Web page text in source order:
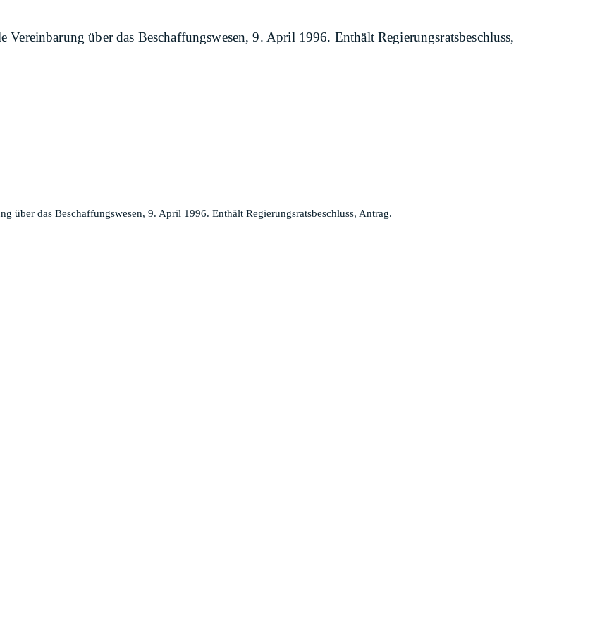
über das Beschaffungswesen, 9. April 1996. Enthält Regierungsratsbeschluss,
über das Beschaffungswesen, 9. April 1996. Enthält Regierungsratsbeschluss, Antrag.